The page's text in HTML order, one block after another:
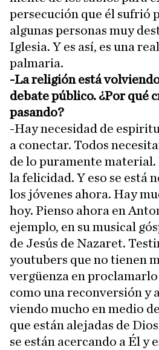
persecución que él sufrió
algunas personas muy
Iglesia. Y es así, es una
palmaria.
-La religión está
debate público. ¿Por qué
pasando?
-Hay necesidad de
a conectar. Todos
de lo puramente
la felicidad. Y eso se está
los jóvenes ahora. Hay
hoy. Pienso ahora en
ejemplo, en su musical
de Jesús de Nazaret.
youtubers que no tienen
vergüenza en proclamarlo
como una reconversión y
viendo mucho en medio
que están alejadas de
se están acercando a Él y